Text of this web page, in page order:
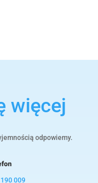
więcej
odpowiemy.
009